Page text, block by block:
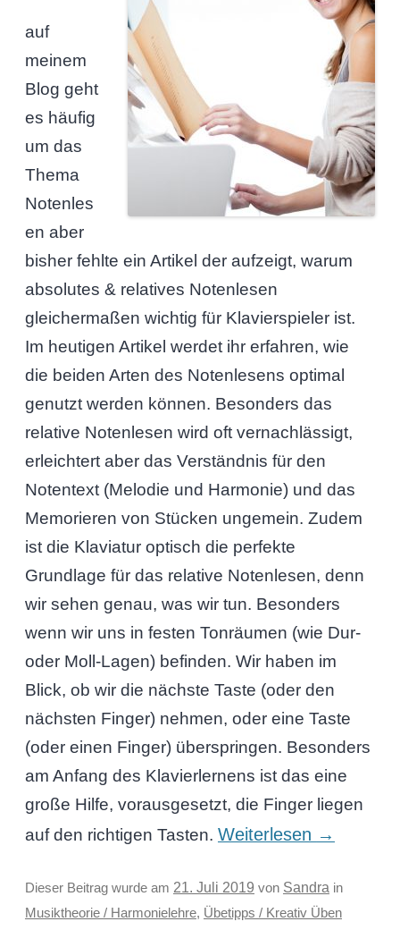
auf
meinem
Blog geht
es häufig
um das
Thema
Notenles
en aber
bisher fehlte ein Artikel der aufzeigt, warum
absolutes & relatives Notenlesen
gleichermaßen wichtig für Klavierspieler ist.
Im heutigen Artikel werdet ihr erfahren, wie
die beiden Arten des Notenlesens optimal
genutzt werden können. Besonders das
relative Notenlesen wird oft vernachlässigt,
erleichtert aber das Verständnis für den
Notentext (Melodie und Harmonie) und das
Memorieren von Stücken ungemein. Zudem
ist die Klaviatur optisch die perfekte
Grundlage für das relative Notenlesen, denn
wir sehen genau, was wir tun. Besonders
wenn wir uns in festen Tonräumen (wie Dur-
oder Moll-Lagen) befinden. Wir haben im
Blick, ob wir die nächste Taste (oder den
nächsten Finger) nehmen, oder eine Taste
(oder einen Finger) überspringen. Besonders
am Anfang des Klavierlernens ist das eine
große Hilfe, vorausgesetzt, die Finger liegen
auf den richtigen Tasten. Weiterlesen →
Dieser Beitrag wurde am 21. Juli 2019 von Sandra in
Musiktheorie / Harmonielehre, Übetipps / Kreativ Üben